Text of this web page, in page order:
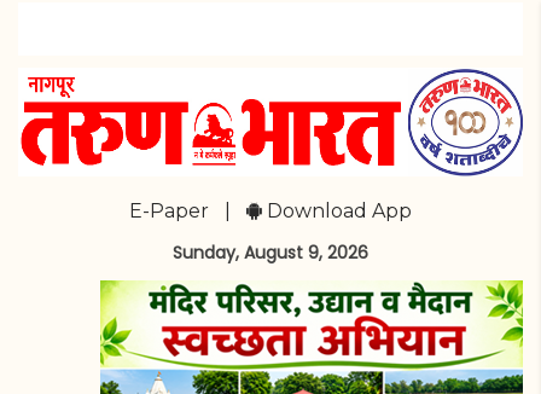
E-Paper Download App
Sunday, August 9, 2026